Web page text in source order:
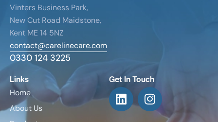
Vinters Business Park,
New Cut Road Maidstone,
Kent ME 14 5NZ
contact@carelinecare.com
0330 124 3225
Links
Home
About Us
Get In Touch